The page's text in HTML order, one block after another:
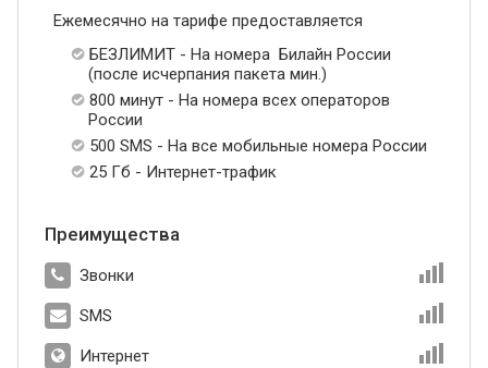
Ежемесячно на тарифе предоставляется
БЕЗЛИМИТ - На номера Билайн России
(после исчерпания пакета мин.)
800 минут - На номера всех операторов
России
500 SMS - На все мобильные номера России
25 Гб - Интернет-трафик
Преимущества
Звонки
SMS
Интернет